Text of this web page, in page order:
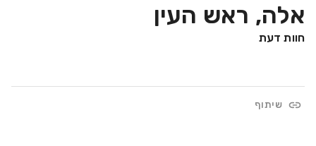
אלה, ראש העין
חוות דעת
שיתוף